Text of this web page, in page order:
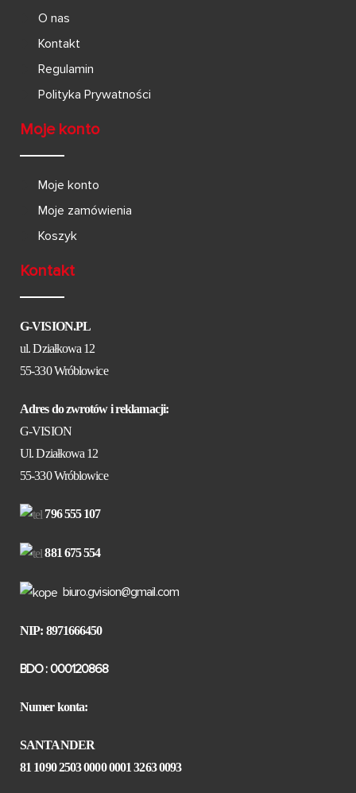
O nas
Kontakt
Regulamin
Polityka Prywatności
Moje konto
Moje konto
Moje zamówienia
Koszyk
Kontakt
G-VISION.PL
ul. Działkowa 12
55-330 Wróblowice
Adres do zwrotów i reklamacji:
G-VISION
Ul. Działkowa 12
55-330 Wróblowice
796 555 107
881 675 554
biuro.gvision@gmail.com
NIP: 8971666450
BDO : 000120868
Numer konta:
SANTANDER
81 1090 2503 0000 0001 3263 0093